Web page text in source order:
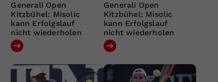
Generali Open
Kitzbühel: Misolic
kann Erfolgslauf
nicht wiederholen
Generali Open
Kitzbühel: Misolic
kann Erfolgslauf
nicht wiederholen